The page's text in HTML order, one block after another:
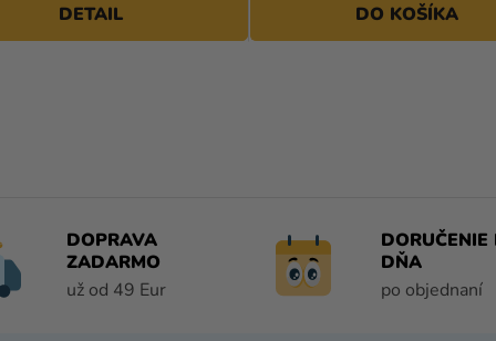
DETAIL DO KOŠÍKA
DOPRAVA
ZADARMO
už od 49 Eur
DŇA
po objednaní